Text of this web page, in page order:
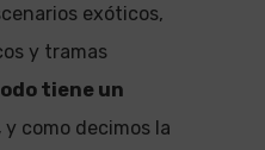
exóticos,
y tramas
tiene un
y como decimos la